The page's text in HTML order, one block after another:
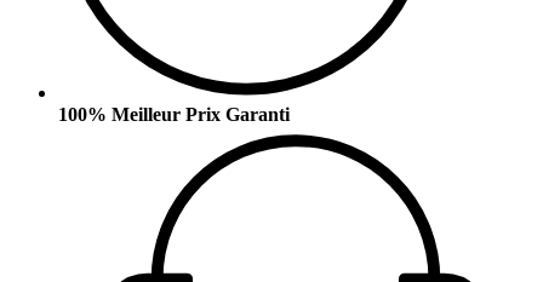
100% Meilleur Prix Garanti